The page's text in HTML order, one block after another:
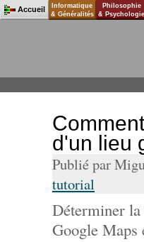
d'un lieu
Publié par
tutorial
Déterminer
Google Maps
Accueil
Informatique
& Généralités
Philosophie
& Psychologie